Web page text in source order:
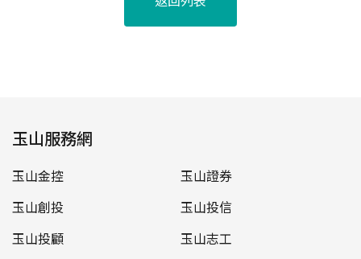
玉山服務網
玉山金控
玉山證券
玉山創投
玉山投信
玉山投顧
玉山志工